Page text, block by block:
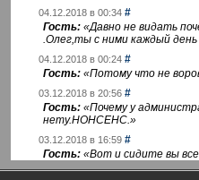
04.12.2018 в 00:34 #
Гость: «Давно не видать
.Олег,ты с ними каждый день
04.12.2018 в 00:24 #
Гость: «Потому что не
03.12.2018 в 20:56 #
Гость: «Почему у
нету.НОНСЕНС.»
03.12.2018 в 16:59 #
Гость: «Вот и сидите вы